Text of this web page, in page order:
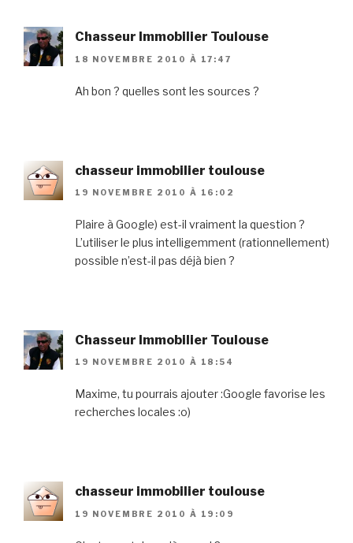
Chasseur Immobilier Toulouse
18 NOVEMBRE 2010 À 17:47
Ah bon ? quelles sont les sources ?
chasseur immobilier toulouse
19 NOVEMBRE 2010 À 16:02
Plaire à Google) est-il vraiment la question ?
L’utiliser le plus intelligemment (rationnellement)
possible n’est-il pas déjà bien ?
Chasseur Immobilier Toulouse
19 NOVEMBRE 2010 À 18:54
Maxime, tu pourrais ajouter :Google favorise les
recherches locales :o)
chasseur immobilier toulouse
19 NOVEMBRE 2010 À 19:09